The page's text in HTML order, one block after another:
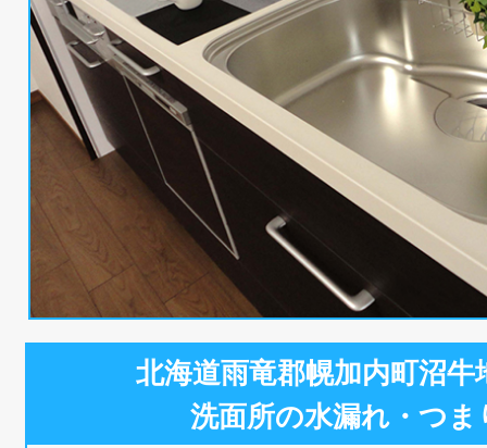
北海道雨竜郡幌加内町沼牛
洗面所の水漏れ・つま